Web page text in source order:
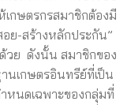
เกษตรกรสมาชิกต้องมี
ย-สร้างหลักประกัน”
วย ดังนั้น สมาชิกของ
นเกษตรอินทรีย์ที่เป็น
หนดเฉพาะของกลุ่มที่